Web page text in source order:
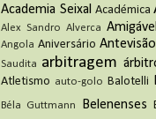
Academia Seixal Académica
Alex Sandro Alverca Amigável
Angola Aniversário Antevisão
Saudita arbitragem
Atletismo auto-golo Balotelli
Béla Guttmann Belenenses